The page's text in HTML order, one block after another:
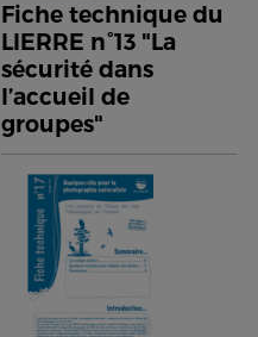
Fiche technique du
LIERRE n°13 "La
sécurité dans
l’accueil de
groupes"